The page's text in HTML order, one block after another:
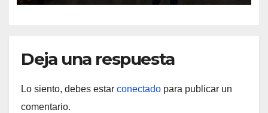
Deja una respuesta
Lo siento, debes estar conectado para publicar un
comentario.